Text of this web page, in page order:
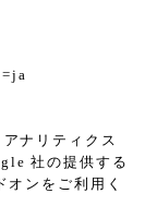
ナリティクス
社の提供する
ンをご利用く